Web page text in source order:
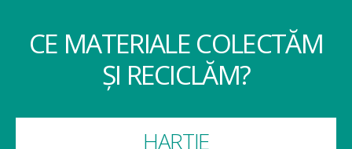
CE MATERIALE COLECTĂM
ȘI RECICLĂM?
HARTIE